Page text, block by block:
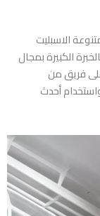
الاسبليت
الكبيرة بمجال
فريق من
أحدث